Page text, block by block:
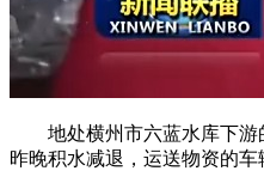
地处横州市六蓝水库下游
昨晚积水减退，运送物资的